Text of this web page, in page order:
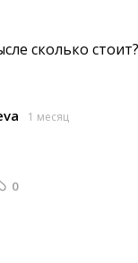
сколько
1 месяц
0